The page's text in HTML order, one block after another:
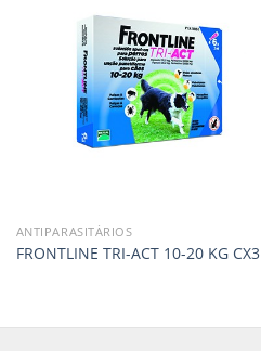
ANTIPARASITÁRIOS
FRONTLINE TRI-ACT 10-20 KG CX3